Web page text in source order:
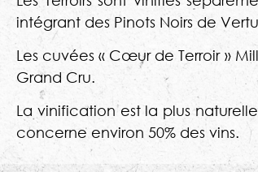
intégrant des Pinots Noirs de
Les cuvées « Cœur de Terroir »
Grand Cru.
La vinification est la plus
concerne environ 50% des vins.